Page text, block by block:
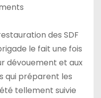
des SDF
le fait une fois
dévouement et aux
qui préparent les
tellement suivie